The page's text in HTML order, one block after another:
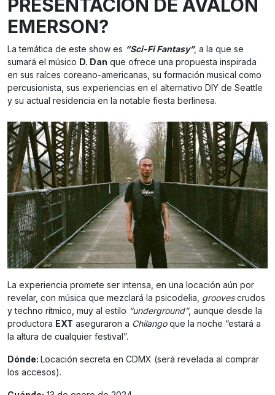
PRESENTACIÓN DE AVALON
EMERSON?
La temática de este show es “Sci-Fi Fantasy”, a la que se
sumará el músico D. Dan que ofrece una propuesta inspirada
en sus raíces coreano-americanas, su formación musical como
percusionista, sus experiencias en el alternativo DIY de Seattle
y su actual residencia en la notable fiesta berlinesa.
La experiencia promete ser intensa, en una locación aún por
revelar, con música que mezclará la psicodelia, groovescrudos
y techno rítmico, muy al estilo “underground”, aunque desde la
productora EXT aseguraron a Chilangoque la noche “estará a
la altura de cualquier festival”.
Dónde: Locación secreta en CDMX (será revelada al comprar
los accesos).